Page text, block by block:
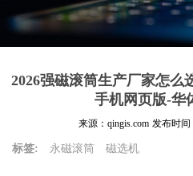
2026强磁滚筒生产厂家怎么
手机网页版-华
来源：qingis.com 发布时间
标签: 永磁滚筒 磁选机